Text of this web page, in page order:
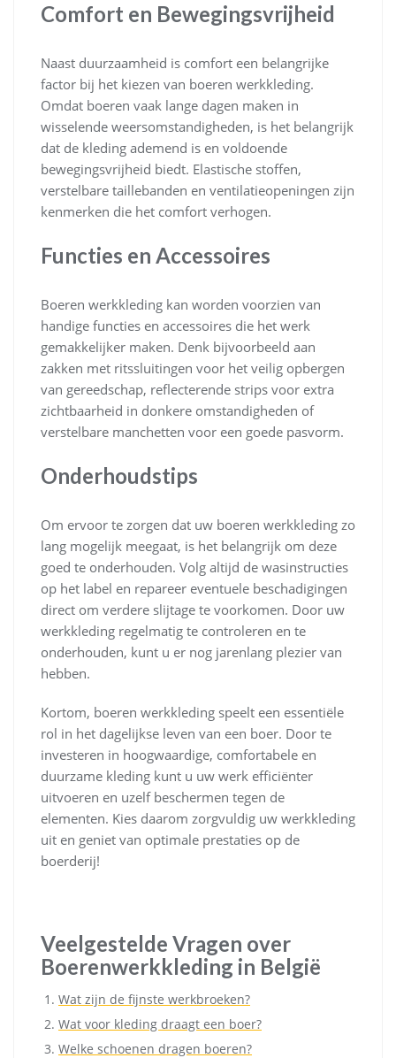
Comfort en Bewegingsvrijheid
Naast duurzaamheid is comfort een belangrijke
factor bij het kiezen van boeren werkkleding.
Omdat boeren vaak lange dagen maken in
wisselende weersomstandigheden, is het belangrijk
dat de kleding ademend is en voldoende
bewegingsvrijheid biedt. Elastische stoffen,
verstelbare taillebanden en ventilatieopeningen zijn
kenmerken die het comfort verhogen.
Functies en Accessoires
Boeren werkkleding kan worden voorzien van
handige functies en accessoires die het werk
gemakkelijker maken. Denk bijvoorbeeld aan
zakken met ritssluitingen voor het veilig opbergen
van gereedschap, reflecterende strips voor extra
zichtbaarheid in donkere omstandigheden of
verstelbare manchetten voor een goede pasvorm.
Onderhoudstips
Om ervoor te zorgen dat uw boeren werkkleding zo
lang mogelijk meegaat, is het belangrijk om deze
goed te onderhouden. Volg altijd de wasinstructies
op het label en repareer eventuele beschadigingen
direct om verdere slijtage te voorkomen. Door uw
werkkleding regelmatig te controleren en te
onderhouden, kunt u er nog jarenlang plezier van
hebben.
Kortom, boeren werkkleding speelt een essentiële
rol in het dagelijkse leven van een boer. Door te
investeren in hoogwaardige, comfortabele en
duurzame kleding kunt u uw werk efficiënter
uitvoeren en uzelf beschermen tegen de
elementen. Kies daarom zorgvuldig uw werkkleding
uit en geniet van optimale prestaties op de
boerderij!
Veelgestelde Vragen over
Boerenwerkkleding in België
Wat zijn de fijnste werkbroeken?
Wat voor kleding draagt een boer?
Welke schoenen dragen boeren?